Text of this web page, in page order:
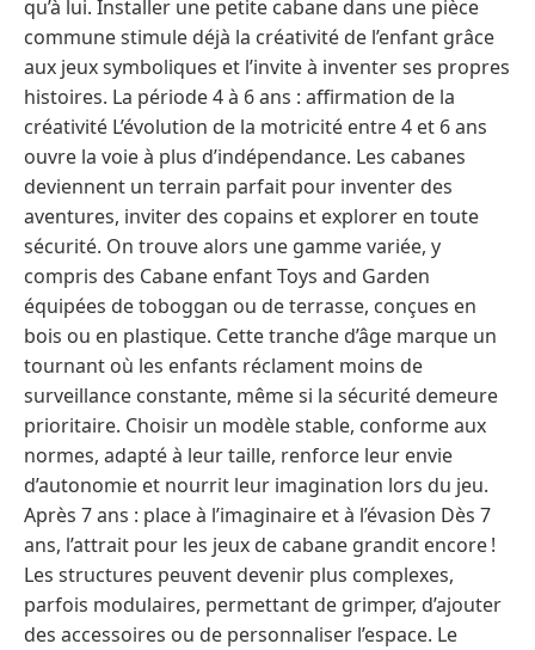
qu’à lui. Installer une petite cabane dans une pièce
commune stimule déjà la créativité de l’enfant grâce
aux jeux symboliques et l’invite à inventer ses propres
histoires. La période 4 à 6 ans : affirmation de la
créativité L’évolution de la motricité entre 4 et 6 ans
ouvre la voie à plus d’indépendance. Les cabanes
deviennent un terrain parfait pour inventer des
aventures, inviter des copains et explorer en toute
sécurité. On trouve alors une gamme variée, y
compris des Cabane enfant Toys and Garden
équipées de toboggan ou de terrasse, conçues en
bois ou en plastique. Cette tranche d’âge marque un
tournant où les enfants réclament moins de
surveillance constante, même si la sécurité demeure
prioritaire. Choisir un modèle stable, conforme aux
normes, adapté à leur taille, renforce leur envie
d’autonomie et nourrit leur imagination lors du jeu.
Après 7 ans : place à l’imaginaire et à l’évasion Dès 7
ans, l’attrait pour les jeux de cabane grandit encore !
Les structures peuvent devenir plus complexes,
parfois modulaires, permettant de grimper, d’ajouter
des accessoires ou de personnaliser l’espace. Le